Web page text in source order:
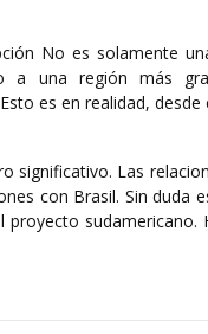
No es solamente
a una región más
es en realidad,
significativo. Las
con Brasil. Sin duda